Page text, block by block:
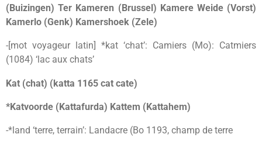
(Buizingen) Ter Kameren (Brussel) Kamere Weide (Vorst)
Kamerlo (Genk) Kamershoek (Zele)
-[mot voyageur latin] *kat ‘chat’: Camiers (Mo): Catmiers
(1084) ‘lac aux chats’
Kat (chat) (katta 1165 cat cate)
*Katvoorde (Kattafurda) Kattem (Kattahem)
-*land ‘terre, terrain’: Landacre (Bo 1193, champ de terre